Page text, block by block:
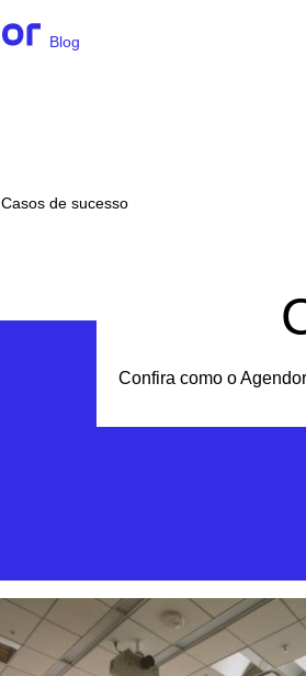
Blog
Casos de sucesso
Confira como o